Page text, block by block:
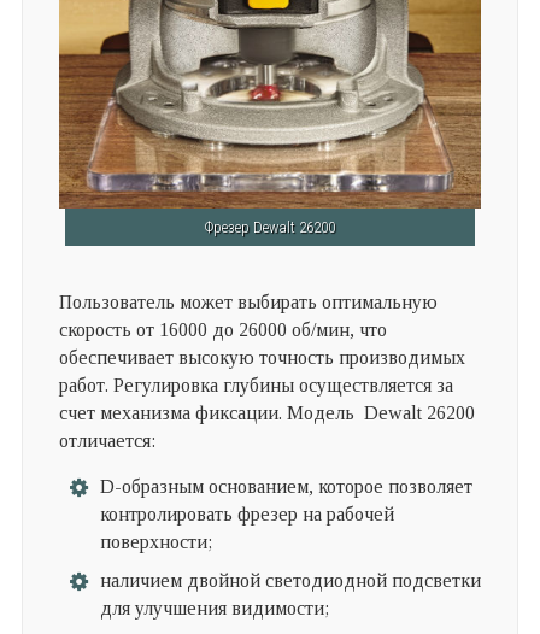
Фрезер Dewalt 26200
Пользователь может выбирать оптимальную
скорость от 16000 до 26000 об/мин, что
обеспечивает высокую точность производимых
работ. Регулировка глубины осуществляется за
счет механизма фиксации. Модель Dewalt 26200
отличается:
D-образным основанием, которое позволяет
контролировать фрезер на рабочей
поверхности;
наличием двойной светодиодной подсветки
для улучшения видимости;